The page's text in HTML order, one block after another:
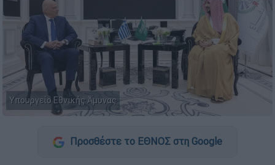
Υπουργείο Εθνικής Άμυνας
Προσθέστε το ΕΘΝΟΣ στη Google